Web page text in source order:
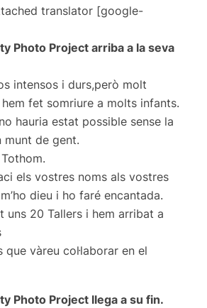
translator [google-
Photo Project arriba a la seva
intensos i durs,però molt
fet somriure a molts infants.
hauria estat possible sense la
munt de gent.
els vostres noms als vostres
dieu i ho faré encantada.
uns 20 Tallers i hem arribat a
vàreu col·laborar en el
Photo Project llega a su fin.